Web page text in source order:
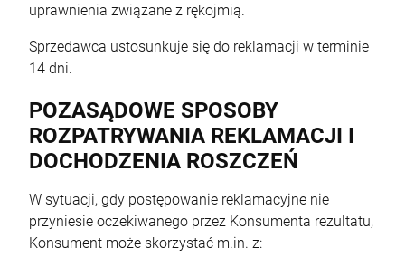
uprawnienia związane z rękojmią.
Sprzedawca ustosunkuje się do reklamacji w terminie
14 dni.
POZASĄDOWE SPOSOBY
ROZPATRYWANIA REKLAMACJI I
DOCHODZENIA ROSZCZEŃ
W sytuacji, gdy postępowanie reklamacyjne nie
przyniesie oczekiwanego przez Konsumenta rezultatu,
Konsument może skorzystać m.in. z: